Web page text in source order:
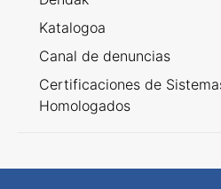
Katalogoa
Canal de denuncias
Certificaciones de
Homologados